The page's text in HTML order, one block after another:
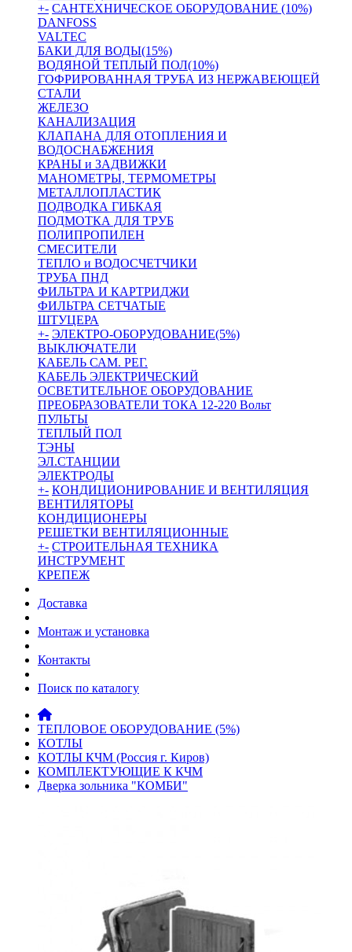
+- САНТЕХНИЧЕСКОЕ ОБОРУДОВАНИЕ (10%)
DANFOSS
VALTEC
БАКИ ДЛЯ ВОДЫ(15%)
ВОДЯНОЙ ТЕПЛЫЙ ПОЛ(10%)
ГОФРИРОВАННАЯ ТРУБА ИЗ НЕРЖАВЕЮЩЕЙ
СТАЛИ
ЖЕЛЕЗО
КАНАЛИЗАЦИЯ
КЛАПАНА ДЛЯ ОТОПЛЕНИЯ И
ВОДОСНАБЖЕНИЯ
КРАНЫ и ЗАДВИЖКИ
МАНОМЕТРЫ, ТЕРМОМЕТРЫ
МЕТАЛЛОПЛАСТИК
ПОДВОДКА ГИБКАЯ
ПОДМОТКА ДЛЯ ТРУБ
ПОЛИПРОПИЛЕН
СМЕСИТЕЛИ
ТЕПЛО и ВОДОСЧЕТЧИКИ
ТРУБА ПНД
ФИЛЬТРА И КАРТРИДЖИ
ФИЛЬТРА СЕТЧАТЫЕ
ШТУЦЕРА
+- ЭЛЕКТРО-ОБОРУДОВАНИЕ(5%)
ВЫКЛЮЧАТЕЛИ
КАБЕЛЬ САМ. РЕГ.
КАБЕЛЬ ЭЛЕКТРИЧЕСКИЙ
ОСВЕТИТЕЛЬНОЕ ОБОРУДОВАНИЕ
ПРЕОБРАЗОВАТЕЛИ ТОКА 12-220 Вольт
ПУЛЬТЫ
ТЕПЛЫЙ ПОЛ
ТЭНЫ
ЭЛ.СТАНЦИИ
ЭЛЕКТРОДЫ
+- КОНДИЦИОНИРОВАНИЕ И ВЕНТИЛЯЦИЯ
ВЕНТИЛЯТОРЫ
КОНДИЦИОНЕРЫ
РЕШЕТКИ ВЕНТИЛЯЦИОННЫЕ
+- СТРОИТЕЛЬНАЯ ТЕХНИКА
ИНСТРУМЕНТ
КРЕПЕЖ
Доставка
Монтаж и установка
Контакты
Поиск по каталогу
ТЕПЛОВОЕ ОБОРУДОВАНИЕ (5%)
КОТЛЫ
КОТЛЫ КЧМ (Россия г. Киров)
КОМПЛЕКТУЮЩИЕ К КЧМ
Дверка зольника "КОМБИ"